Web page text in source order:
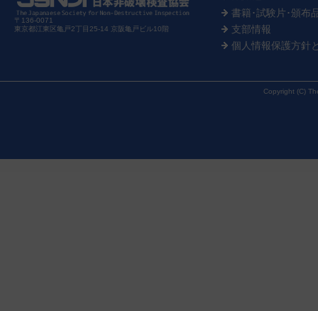
〒136-0071
東京都江東区亀戸2丁目25-14 京阪亀戸ビル10階
書籍･試験片･頒布
支部情報
個人情報保護方針
Copyright (C)